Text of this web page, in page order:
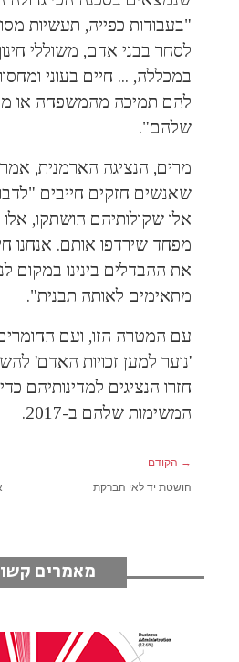
"בעבודות כפייה, תעשיות
לסחר בבני אדם, משוללי
במכללה, ... חיים בעוני
להם תמיכה מהמשפחה או
שלהם".
מרים, הנציגה הארמנית,
שאנשים חזקים חייבים
אלו שקולותיהם הושתקו,
מפחד שירדפו אותם. אנחנו
את ההבדלים בינינו במקום
מתאימים לאותה תבנית".
עם המטרה הזו, ועם
'נוער למען זכויות האדם'
חזרו הנציגים למדינותיהם
המשימות שלהם ב-2017.
→ הקודם
הושטת יד לאי הברקת
מאמרים